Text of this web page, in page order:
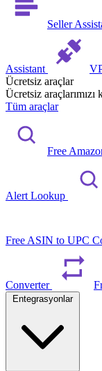
Seller
Assistant
Ücretsiz araçlar
Ücretsiz araçlarımızı
Tüm araçlar
Free
Alert Lookup
Free ASIN to UPC
Converter
Entegrasyonlar